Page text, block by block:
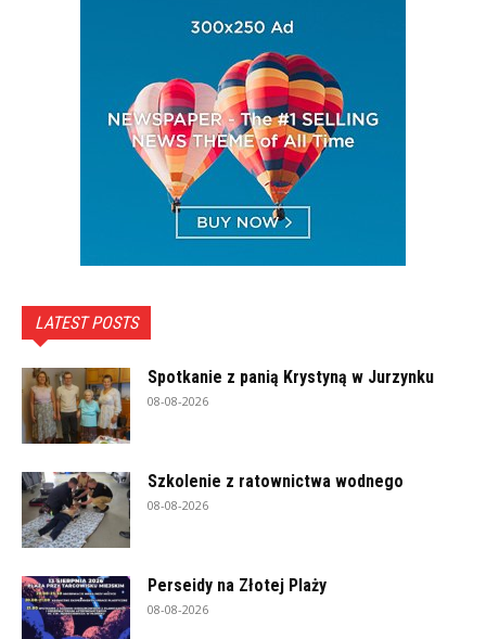
LATEST POSTS
Spotkanie z panią Krystyną w Jurzynku
08-08-2026
Szkolenie z ratownictwa wodnego
08-08-2026
Perseidy na Złotej Plaży
08-08-2026